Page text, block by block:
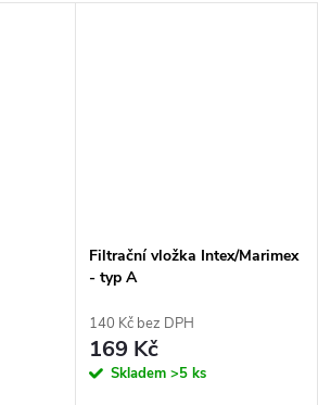
Filtrační vložka Intex/Marimex
- typ A
140 Kč bez DPH
169 Kč
Skladem >5 ks